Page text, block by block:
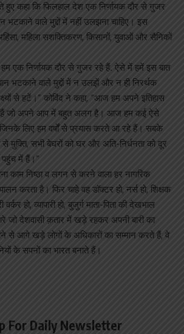
हुए कहा कि फिलहाल देश एक निर्णायक दौर से गुजर
भटकाने वाले मुद्दों में नहीं उलझना चाहिए। इस
महिला सशक्तिकरण, किसानों, युवाओं और सैनिकों
एक निर्णायक दौर से गुजर रहे हैं. ऐसे में हमें इस बात
भटकाने वाले मुद्दों में न उलझें और न ही निरर्थक
से हटें।” कोविंद ने कहा, “आज हम अपने इतिहास
जो अपने आप में बहुत अलग है। आज हम कई ऐसे
जिनके लिए हम वर्षों से प्रयास करते आ रहे हैं। सबके
मुक्ति, सभी बेघरों को घर और अति-निर्धनता को दूर
पहुंच में हैं।”
काम निष्ठा व लगन से करने वाला हर नागरिक
करता है। फिर चाहे वह डॉक्टर हो, नर्स हो, शिक्षक
हो, व्यापारी हो, बुजुर्ग माता-पिता की देखभाल
जो देशवासी क़तार में खड़े रहकर अपनी बारी का
से आगे खड़े लोगों के अधिकारों का सम्मान करते हैं, वे
के सपनों का भारत बनाते हैं।
For Daily Newsletter